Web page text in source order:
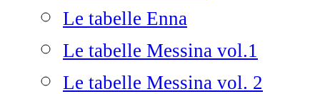
Le tabelle Enna
Le tabelle Messina vol.1
Le tabelle Messina vol. 2